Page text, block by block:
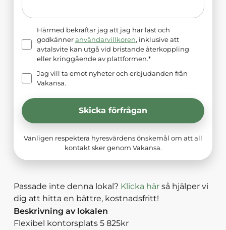
Härmed bekräftar jag att jag har läst och
godkänner användarvillkoren, inklusive att
avtalsvite kan utgå vid bristande återkoppling
eller kringgående av plattformen.*
Jag vill ta emot nyheter och erbjudanden från
Vakansa.
Skicka förfrågan
Vänligen respektera hyresvärdens önskemål om att all
kontakt sker genom Vakansa.
Passade inte denna lokal? Klicka här så hjälper vi
dig att hitta en bättre, kostnadsfritt!
Beskrivning av lokalen
Flexibel kontorsplats 5 825kr